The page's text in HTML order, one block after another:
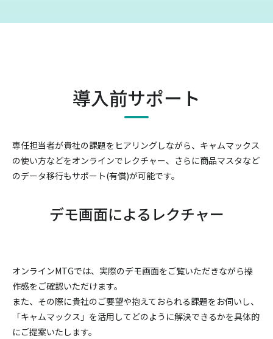
導入前サポート
専任担当者が貴社の課題をヒアリングしながら、キャムマックス
の使い方などをオンラインでレクチャー、 さらに商品マスタなど
のデータ移行もサポート(有償)が可能です。
デモ画面によるレクチャー
オンラインMTGでは、実際のデモ画面をご覧いただきながら操
作感をご確認いただけます。
また、その際に貴社のご要望や抱えておられる課題をお伺いし、
「キャムマックス」を活用してどのように解決できるかを具体的
にご提案いたします。